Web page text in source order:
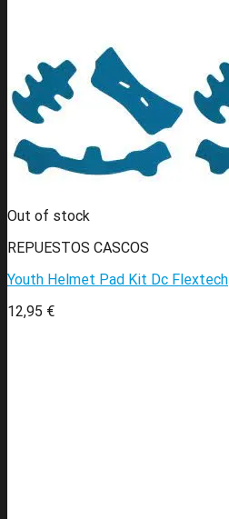
Out of stock
REPUESTOS CASCOS
Youth Helmet Pad Kit Dc Flextech
12,95 €